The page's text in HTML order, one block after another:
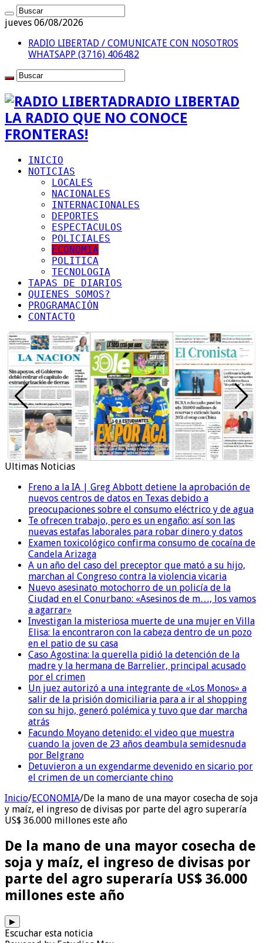
jueves 06/08/2026
RADIO LIBERTAD / COMUNICATE CON NOSOTROS
WHATSAPP (3716) 406482
RADIO LIBERTAD
LA RADIO QUE NO CONOCE
FRONTERAS!
INICIO
NOTICIAS
LOCALES
NACIONALES
INTERNACIONALES
DEPORTES
ESPECTACULOS
POLICIALES
ECONOMIA
POLITICA
TECNOLOGIA
TAPAS DE DIARIOS
QUIENES SOMOS?
PROGRAMACIÓN
CONTACTO
Ultimas Noticias
Freno a la IA | Greg Abbott detiene la aprobación de
nuevos centros de datos en Texas debido a
preocupaciones sobre el consumo eléctrico y de agua
Te ofrecen trabajo, pero es un engaño: así son las
nuevas estafas laborales para robar dinero y datos
Examen toxicológico confirma consumo de cocaína de
Candela Arizaga
A un año del caso del preceptor que mató a su hijo,
marchan al Congreso contra la violencia vicaria
Nuevo asesinato motochorro de un policía de la
Ciudad en el Conurbano: «Asesinos de m…, los vamos
a agarrar»
Investigan la misteriosa muerte de una mujer en Villa
Elisa: la encontraron con la cabeza dentro de un pozo
en el patio de su casa
Caso Agostina: la querella pidió la detención de la
madre y la hermana de Barrelier, principal acusado
por el crimen
Un juez autorizó a una integrante de «Los Monos» a
salir de la prisión domiciliaria para a ir al shopping
con su hijo, generó polémica y tuvo que dar marcha
atrás
Facundo Moyano detenido: el video que muestra
cuando la joven de 23 años deambula semidesnuda
por Belgrano
Detuvieron a un exgendarme devenido en sicario por
el crimen de un comerciante chino
Inicio/ECONOMIA/De la mano de una mayor cosecha de soja
y maíz, el ingreso de divisas por parte del agro superaría
US$ 36.000 millones este año
De la mano de una mayor cosecha de
soja y maíz, el ingreso de divisas por
parte del agro superaría US$ 36.000
millones este año
▶
Escuchar esta noticia